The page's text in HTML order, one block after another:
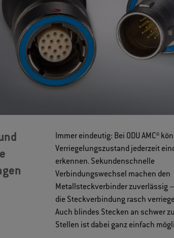
Immer eindeutig: Bei ODU AMC®
Verriegelungszustand jederzeit
erkennen. Sekundenschnelle
Verbindungswechsel machen den
Metallsteckverbinder zuverlässig
die Steckverbindung rasch
Auch blindes Stecken an schwer
Stellen ist dabei ganz einfach